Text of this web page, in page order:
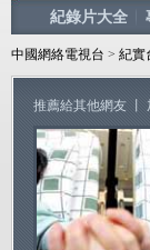
紀錄片大全
中國網絡電視台 > 紀實
推薦給其他網友